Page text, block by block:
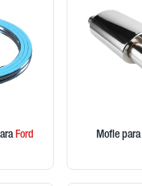
Ford
Mofle para